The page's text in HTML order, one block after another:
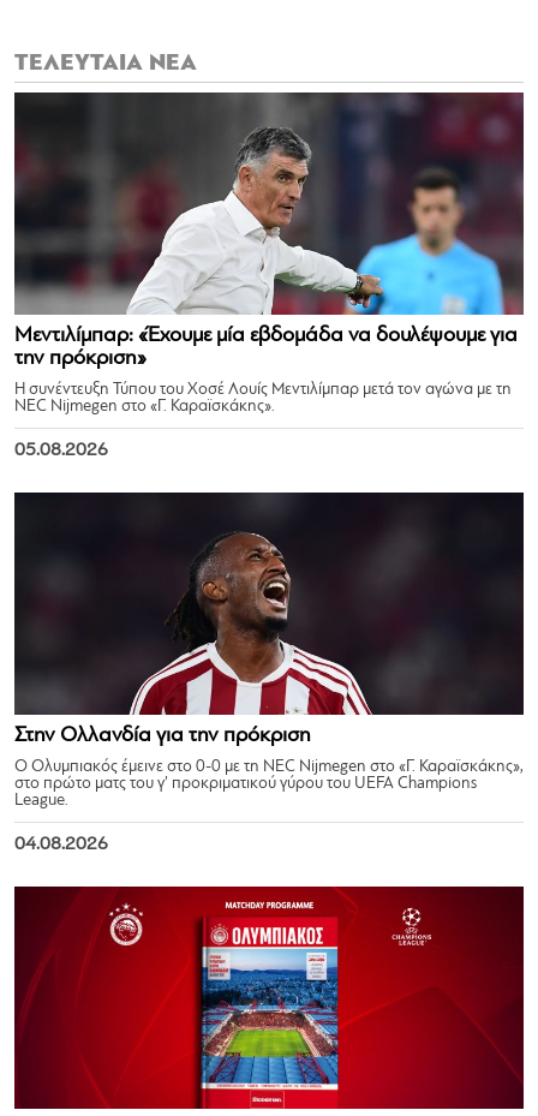
ΤΕΛΕΥΤΑΙΑ ΝΕΑ
Μεντιλίμπαρ: «Έχουμε μία εβδομάδα να δουλέψουμε για
την πρόκριση»
Η συνέντευξη Τύπου του Χοσέ Λουίς Μεντιλίμπαρ μετά τον αγώνα με τη
NEC Nijmegen στο «Γ. Καραϊσκάκης».
05.08.2026
Στην Ολλανδία για την πρόκριση
Ο Ολυμπιακός έμεινε στο 0-0 με τη NEC Nijmegen στο «Γ. Καραϊσκάκης»,
στο πρώτο ματς του γ’ προκριματικού γύρου του UEFA Champions
League.
04.08.2026